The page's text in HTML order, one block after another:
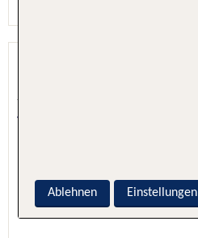
4.6 - 99 % Weiterempfehlung
Ablehnen Einstellungen